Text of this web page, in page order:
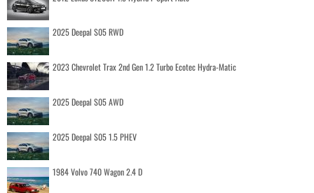
2025 Deepal S05 RWD
2023 Chevrolet Trax 2nd Gen 1.2 Turbo Ecotec Hydra-Matic
2025 Deepal S05 AWD
2025 Deepal S05 1.5 PHEV
1984 Volvo 740 Wagon 2.4 D